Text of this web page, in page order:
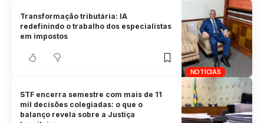
NOTÍCIAS
Transformação tributária: IA
redefinindo o trabalho dos especialistas
em impostos
STF encerra semestre com mais de 11
mil decisões colegiadas: o que o
balanço revela sobre a Justiça